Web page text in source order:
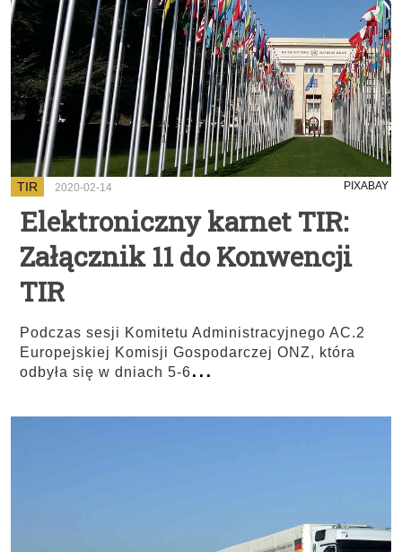
TIR 2020-02-14 PIXABAY
Elektroniczny karnet TIR:
Załącznik 11 do Konwencji
TIR
Podczas sesji Komitetu Administracyjnego AC.2
Europejskiej Komisji Gospodarczej ONZ, która
odbyła się w dniach 5-6...